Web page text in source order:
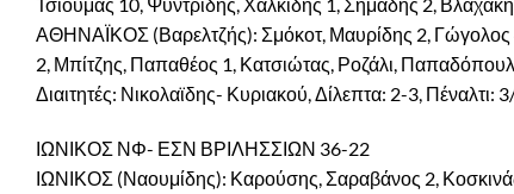
ΑΘΗΝΑΪΚΟΣ (Βαρελτζής): Σμόκοτ, Μαυρίδης 2, Γώγολος
2, Μπίτζης, Παπαθέος 1, Κατσιώτας, Ροζάλι,
Διαιτητές: Νικολαϊδης- Κυριακού, Δίλεπτα: 2-3, Πέναλτι:
ΙΩΝΙΚΟΣ ΝΦ- ΕΣΝ ΒΡΙΛΗΣΣΙΩΝ 36-22
ΙΩΝΙΚΟΣ (Ναουμίδης): Καρούσης, Σαραβάνος 2,